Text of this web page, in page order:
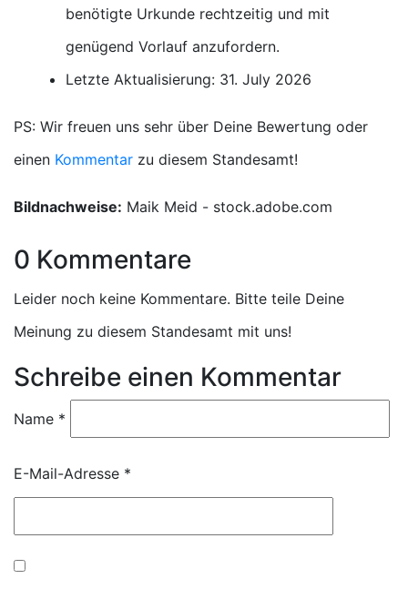
benötigte Urkunde rechtzeitig und mit
genügend Vorlauf anzufordern.
Letzte Aktualisierung: 31. July 2026
PS: Wir freuen uns sehr über Deine Bewertung oder
einen Kommentar zu diesem Standesamt!
Bildnachweise: Maik Meid - stock.adobe.com
0 Kommentare
Leider noch keine Kommentare. Bitte teile Deine
Meinung zu diesem Standesamt mit uns!
Schreibe einen Kommentar
Name *
E-Mail-Adresse *